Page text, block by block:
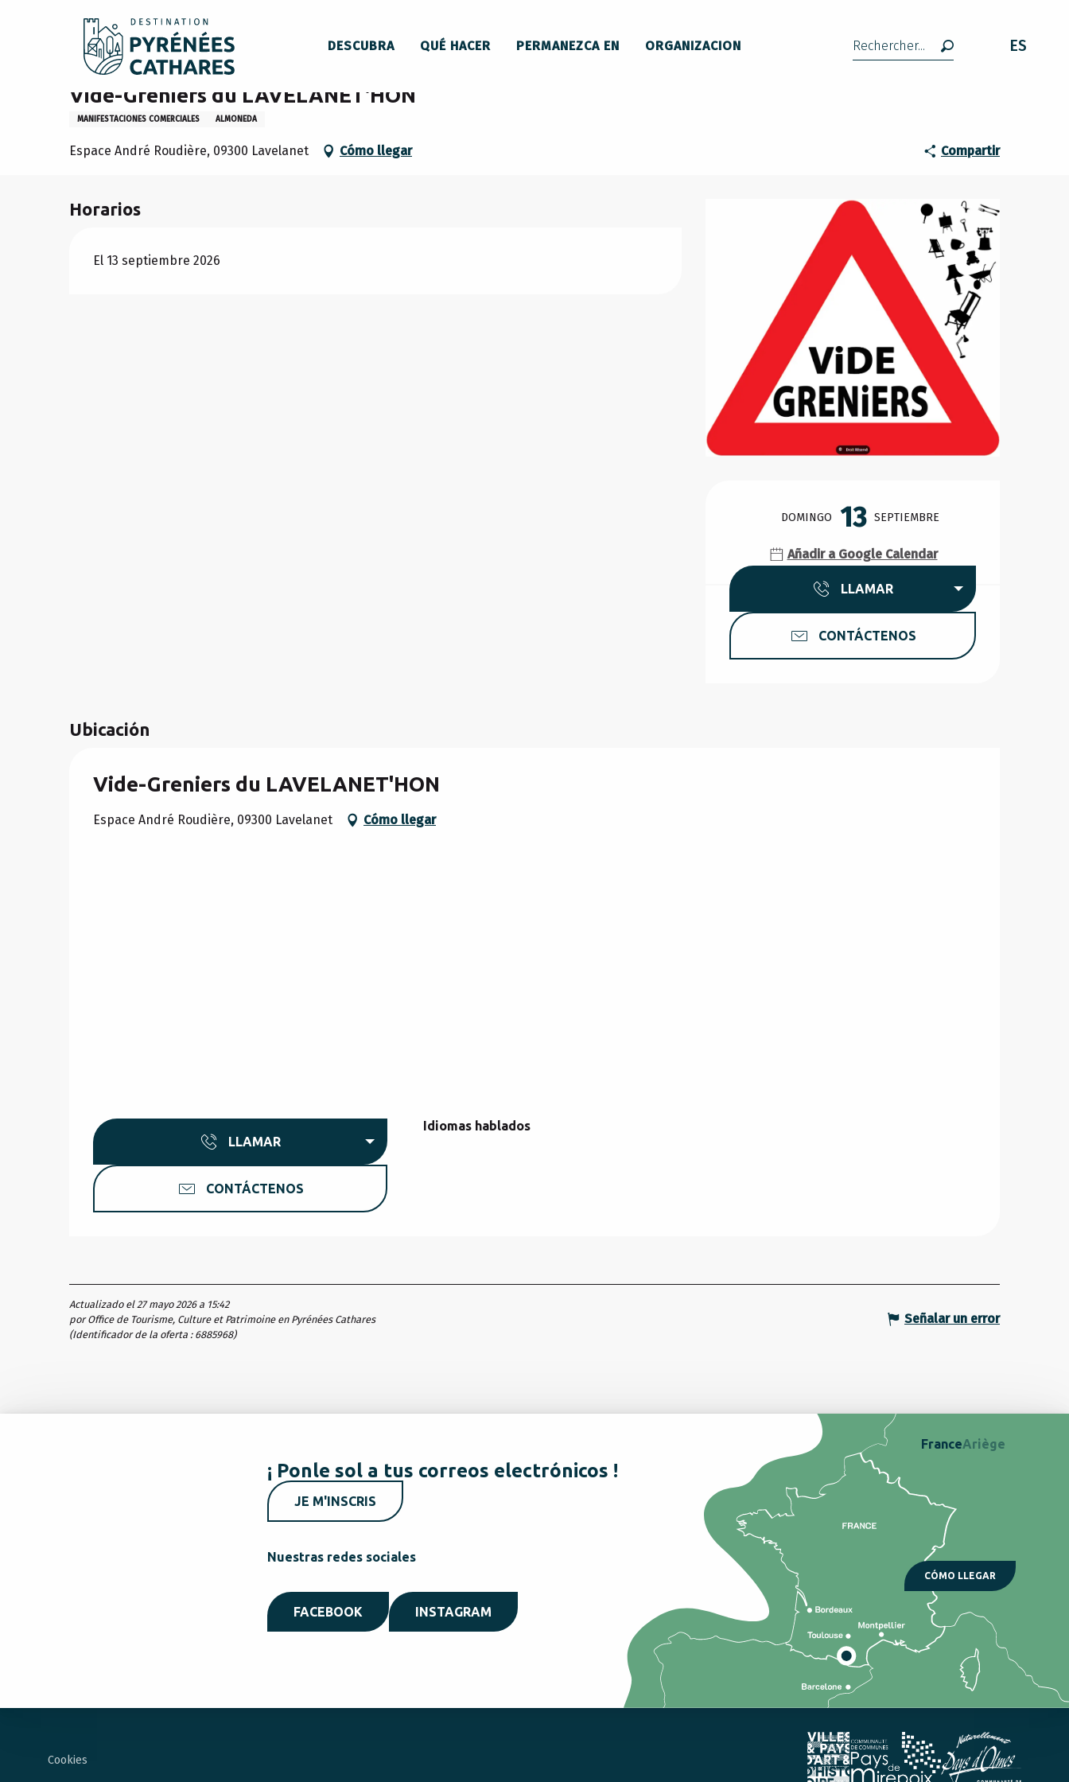
Buscar ES
DESCUBRA QUÉ HACER PERMANEZCA EN ORGANIZACION
Inicio Permanezca en
Domingo 13 septiembre
Vide-Greniers du LAVELANET'HON
MANIFESTACIONES COMERCIALES ALMONEDA
Espace André Roudière, 09300 Lavelanet Cómo llegar Compartir
Horarios y datos de
DOMINGO 13 SEPTIEMBRE
Añadir a Google Calendar
LLAMAR
CONTÁCTENOS
Horarios
El 13 septiembre 2026
Ubicación
Vide-Greniers du LAVELANET'HON
Espace André Roudière, 09300 Lavelanet Cómo llegar
LLAMAR
CONTÁCTENOS
Idiomas hablados
Idiomas hablados
Actualizado el 27 mayo 2026 a 15:42
por Office de Tourisme, Culture et Patrimoine en Pyrénées Cathares
(Identificador de la oferta : 6885968)
Señalar un error
¡ Ponle sol a tus correos electrónicos !
JE M'INSCRIS
Nuestras redes sociales
FACEBOOK INSTAGRAM
CÓMO LLEGAR
FranceAriège
Cookies